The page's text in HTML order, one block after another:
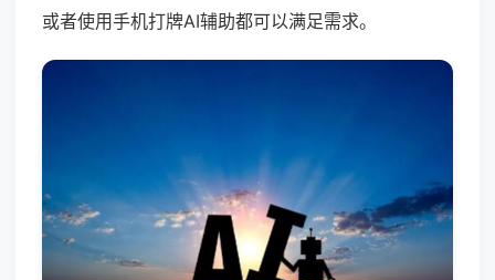
或者使用手机打牌AI辅助都可以满足需求。